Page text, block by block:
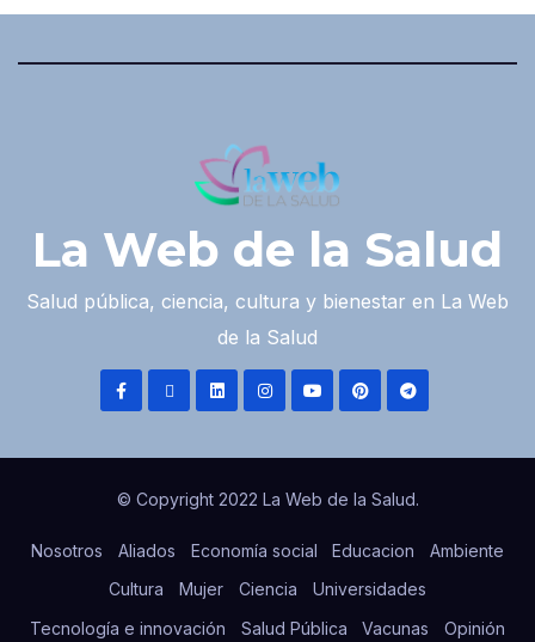
La Web de la Salud
Salud pública, ciencia, cultura y bienestar en La Web
de la Salud
© Copyright 2022 La Web de la Salud.
Nosotros Aliados Economía social Educacion
Ambiente
Cultura
Mujer Ciencia
Universidades
Tecnología e innovación
Salud Pública Vacunas Opinión